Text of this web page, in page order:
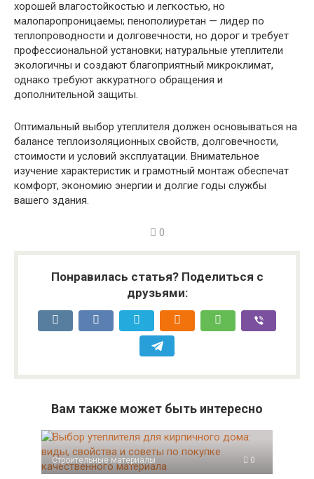
хорошей влагостойкостью и легкостью, но
малопаропроницаемы; пенополиуретан — лидер по
теплопроводности и долговечности, но дорог и требует
профессиональной установки; натуральные утеплители
экологичны и создают благоприятный микроклимат,
однако требуют аккуратного обращения и
дополнительной защиты.
Оптимальный выбор утеплителя должен основываться на
балансе теплоизоляционных свойств, долговечности,
стоимости и условий эксплуатации. Внимательное
изучение характеристик и грамотный монтаж обеспечат
комфорт, экономию энергии и долгие годы службы
вашего здания.
0
Понравилась статья? Поделиться с
друзьями:
Вам также может быть интересно
Строительные материалы 0